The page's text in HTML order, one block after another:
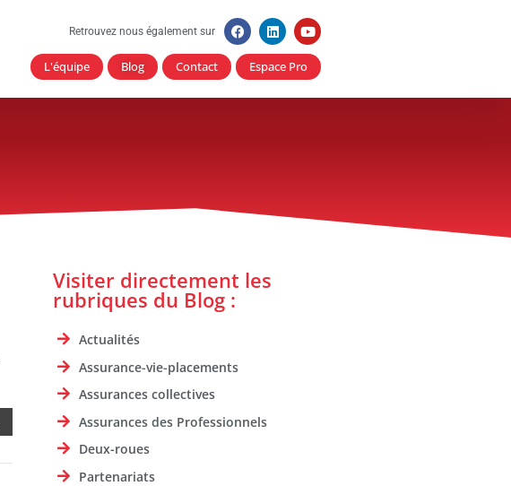
Retrouvez nous également sur
L'équipe Blog Contact Espace Pro
Visiter directement les
rubriques du Blog :
Actualités
Assurance-vie-placements
Assurances collectives
Assurances des Professionnels
Deux-roues
Partenariats